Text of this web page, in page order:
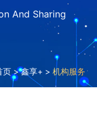
And Sharing
页>鑫享+ > 机构服务